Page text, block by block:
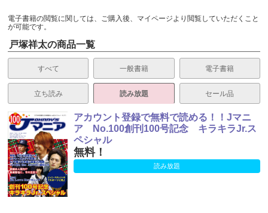
電子書籍の閲覧に関しては、ご購入後、マイページより閲覧していただくこと
が可能です。
戸塚祥太の商品一覧
すべて 一般書籍 電子書籍
立ち読み 読み放題 セール品
アカウント登録で無料で読める！！Jマニ
ア No.100創刊100号記念 キラキラJr.ス
ペシャル
無料！
読み放題